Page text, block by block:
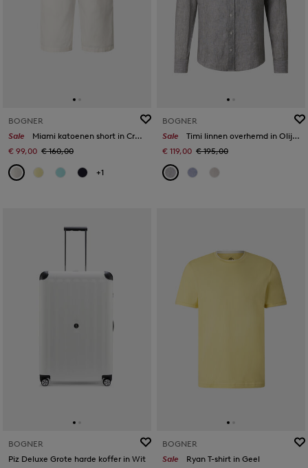
BOGNER
Sale
Miami katoenen short in Crème
€ 99,00 € 160,00
+1
BOGNER
Sale
Timi linnen overhemd in Olijfgroen/wit
€ 119,00 € 195,00
BOGNER
Piz Deluxe Grote harde koffer in Wit
BOGNER
Sale
Ryan T-shirt in Geel